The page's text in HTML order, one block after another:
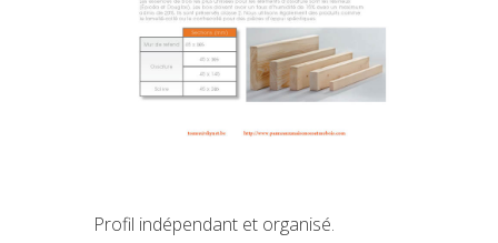
Profil indépendant et organisé.